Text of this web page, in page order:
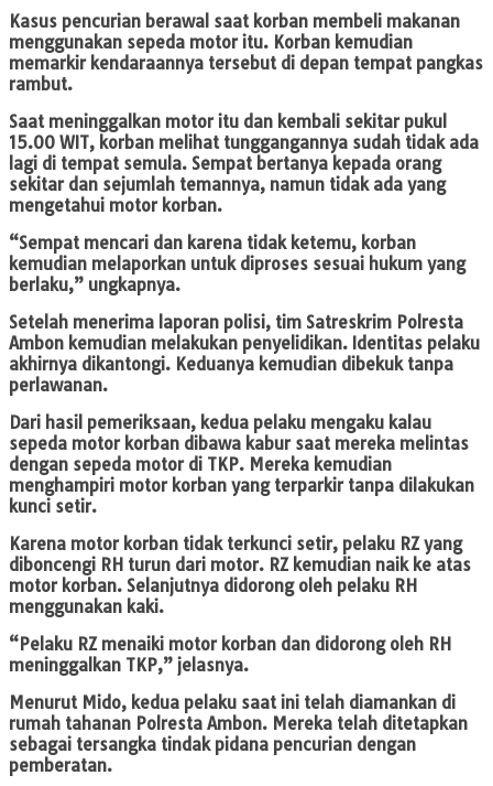
Kasus pencurian berawal saat korban membeli makanan
menggunakan sepeda motor itu. Korban kemudian
memarkir kendaraannya tersebut di depan tempat pangkas
rambut.
Saat meninggalkan motor itu dan kembali sekitar pukul
15.00 WIT, korban melihat tunggangannya sudah tidak ada
lagi di tempat semula. Sempat bertanya kepada orang
sekitar dan sejumlah temannya, namun tidak ada yang
mengetahui motor korban.
“Sempat mencari dan karena tidak ketemu, korban
kemudian melaporkan untuk diproses sesuai hukum yang
berlaku,” ungkapnya.
Setelah menerima laporan polisi, tim Satreskrim Polresta
Ambon kemudian melakukan penyelidikan. Identitas pelaku
akhirnya dikantongi. Keduanya kemudian dibekuk tanpa
perlawanan.
Dari hasil pemeriksaan, kedua pelaku mengaku kalau
sepeda motor korban dibawa kabur saat mereka melintas
dengan sepeda motor di TKP. Mereka kemudian
menghampiri motor korban yang terparkir tanpa dilakukan
kunci setir.
Karena motor korban tidak terkunci setir, pelaku RZ yang
diboncengi RH turun dari motor. RZ kemudian naik ke atas
motor korban. Selanjutnya didorong oleh pelaku RH
menggunakan kaki.
“Pelaku RZ menaiki motor korban dan didorong oleh RH
meninggalkan TKP,” jelasnya.
Menurut Mido, kedua pelaku saat ini telah diamankan di
rumah tahanan Polresta Ambon. Mereka telah ditetapkan
sebagai tersangka tindak pidana pencurian dengan
pemberatan.